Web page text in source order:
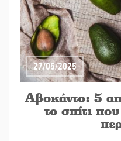
27/05/2025
Αβοκάντο: 5
το σπίτι